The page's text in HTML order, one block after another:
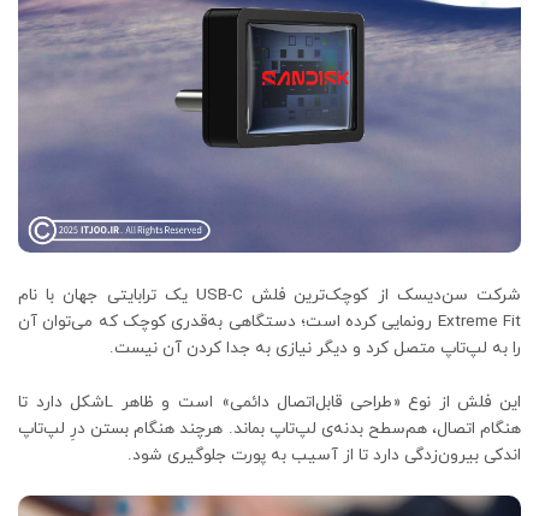
شرکت سن‌دیسک از کوچک‌ترین فلش USB-C یک ترابایتی جهان با نام
Extreme Fit رونمایی کرده است؛ دستگاهی به‌قدری کوچک که می‌توان آن
را به لپ‌تاپ متصل کرد و دیگر نیازی به جدا کردن آن نیست.
این فلش از نوع «طراحی قابل‌اتصال دائمی» است و ظاهر L‌شکل دارد تا
هنگام اتصال، هم‌سطح بدنه‌ی لپ‌تاپ بماند. هرچند هنگام بستن درِ لپ‌تاپ
اندکی بیرون‌زدگی دارد تا از آسیب به پورت جلوگیری شود.